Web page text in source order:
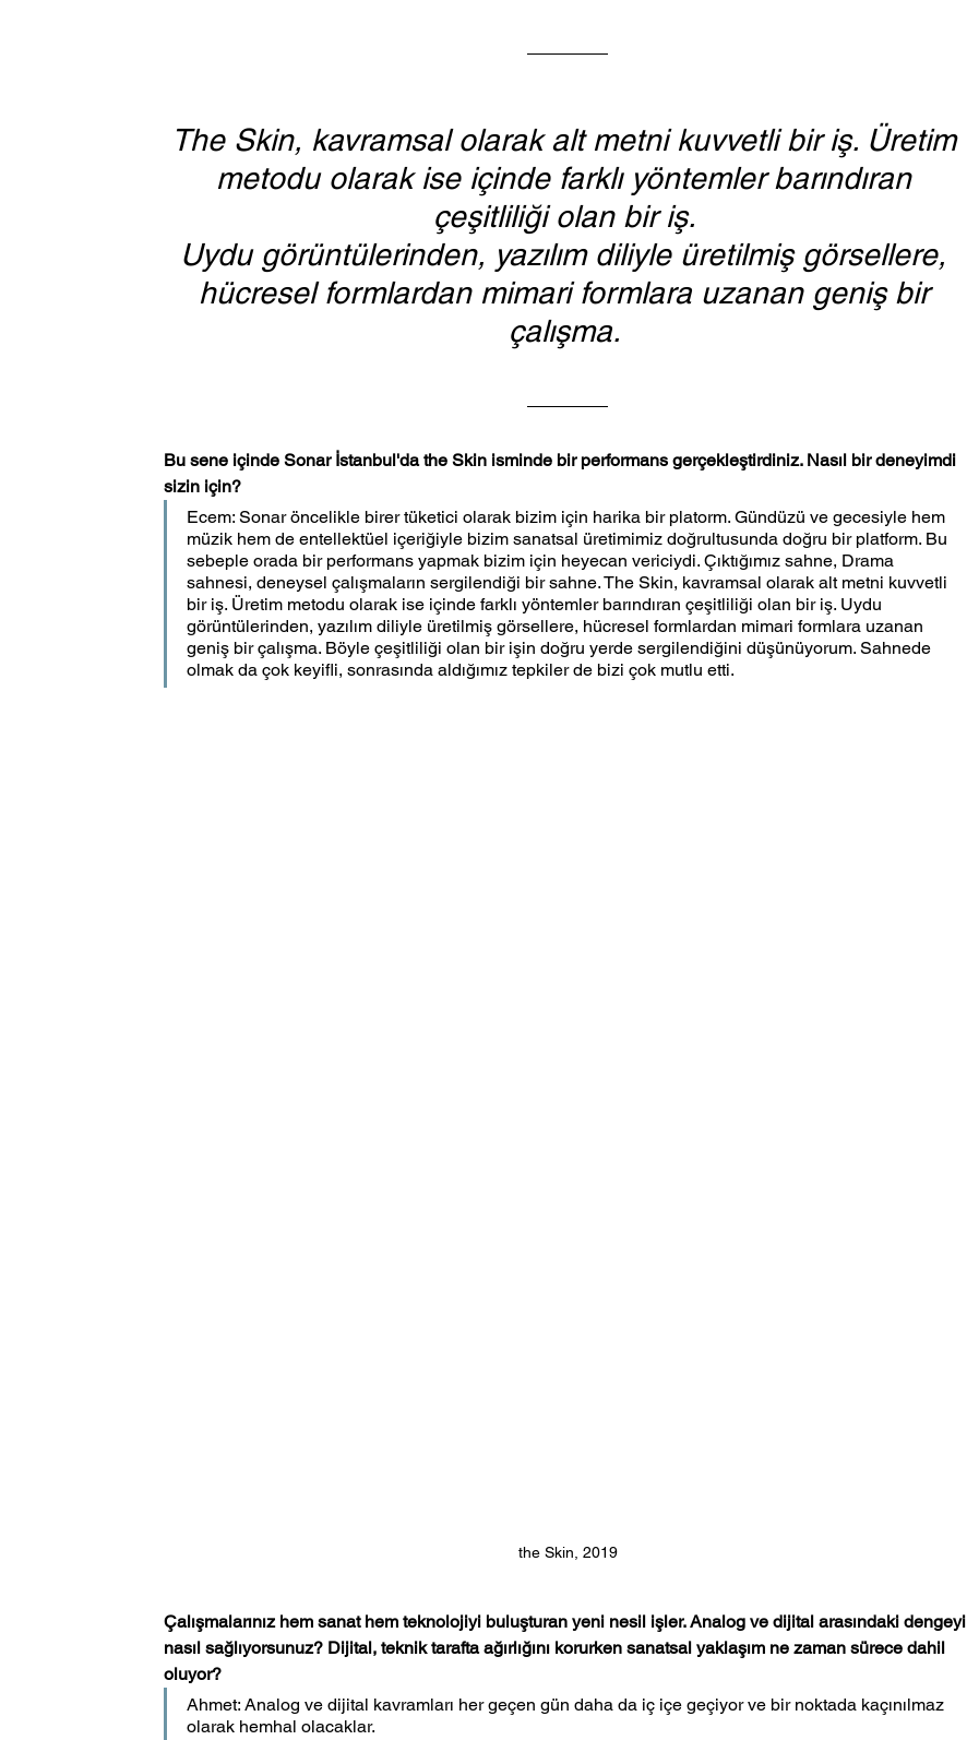
The Skin, kavramsal olarak alt metni kuvvetli bir iş. Üretim
metodu olarak ise içinde farklı yöntemler barındıran
çeşitliliği olan bir iş.
Uydu görüntülerinden, yazılım diliyle üretilmiş görsellere,
hücresel formlardan mimari formlara uzanan geniş bir
çalışma.
Bu sene içinde Sonar İstanbul'da the Skin isminde bir performans gerçekleştirdiniz. Nasıl bir deneyimdi
sizin için?
Ecem: Sonar öncelikle birer tüketici olarak bizim için harika bir platorm. Gündüzü ve gecesiyle hem
müzik hem de entellektüel içeriğiyle bizim sanatsal üretimimiz doğrultusunda doğru bir platform. Bu
sebeple orada bir performans yapmak bizim için heyecan vericiydi. Çıktığımız sahne, Drama
sahnesi, deneysel çalışmaların sergilendiği bir sahne. The Skin, kavramsal olarak alt metni kuvvetli
bir iş. Üretim metodu olarak ise içinde farklı yöntemler barındıran çeşitliliği olan bir iş. Uydu
görüntülerinden, yazılım diliyle üretilmiş görsellere, hücresel formlardan mimari formlara uzanan
geniş bir çalışma. Böyle çeşitliliği olan bir işin doğru yerde sergilendiğini düşünüyorum. Sahnede
olmak da çok keyifli, sonrasında aldığımız tepkiler de bizi çok mutlu etti.
the Skin, 2019
Çalışmalarınız hem sanat hem teknolojiyi buluşturan yeni nesil işler. Analog ve dijital arasındaki dengeyi
nasıl sağlıyorsunuz? Dijital, teknik tarafta ağırlığını korurken sanatsal yaklaşım ne zaman sürece dahil
oluyor?
Ahmet: Analog ve dijital kavramları her geçen gün daha da iç içe geçiyor ve bir noktada kaçınılmaz
olarak hemhal olacaklar.